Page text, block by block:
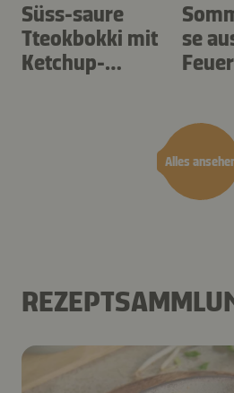
Alles
Süss-saure
Tteokbokki mit
Ketchup-
se